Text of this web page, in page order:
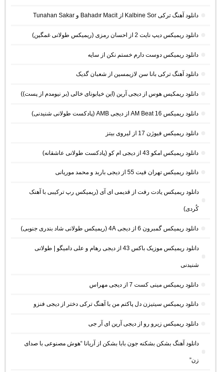
دانلود آهنگ ترکی Kalbine Sor از Bahadır Macit و Tunahan Sakar
دانلود ریمیکس دیپ نایت 2 از احسان رمزی (ریمیکس طولانی غمگین)
دانلود ریمیکس دوست دارم خستم نکن از سایه
دانلود آهنگ ترکی بانا سن لازیمسین از شعبان گدیک
دانلود ریمکیس هوس از دیجی آرین (این خیابونای خالی (بر نیومدم از پست))
دانلود ریمیکس AM Beat 16 از دیجی AMB (پادکست طولانی شنیدنی)
دانلود ریمیکس فیوژن 17 از لیروی بیتز
دانلود ریمیکس امکو 43 از دیجی ام کو (پادکست طولانی عاشقانه)
دانلود ریمیکس تهران فیت 55 از دیجی باربد و محمد موریانی
دانلود ریمیکس یادت رفت از قدیمی ای آی (ریمیکس رپ ترکیبی با آهنک
کُردی)
دانلود ریمیکس گمبرون 6 از دیجی 4A (ریمیکس طولانی شاد بندری جنوبی)
دانلود ریمیکس موزیک باکس 43 از دیجی رهام و علی دامیگو | طولانی
شنیدنی
دانلود ریمیکس مینی کست 7 از دیجی مهراس
دانلود ریمیکس سیتیزن دل پاکتم من با آهنگ ترکی دختر از دیجی فنزو
دانلود ریمیکس زیرو رو از دیجی آرین ای آر جی
دانلود آهنگ بشکن بشکنه جون بابا بشکن از آریانا “هوش مصنوعی با صدای
زن”